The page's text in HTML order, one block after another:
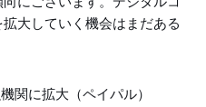
大していく機会はまだある
関に拡大（ペイパル）